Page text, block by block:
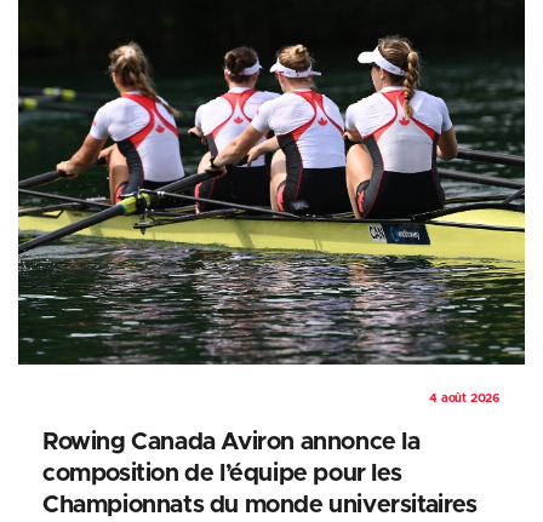
4 août 2026
Rowing Canada Aviron annonce la
composition de l’équipe pour les
Championnats du monde universitaires